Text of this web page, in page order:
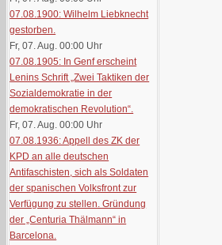
07.08.1900: Wilhelm Liebknecht
gestorben.
Fr, 07. Aug. 00:00 Uhr
07.08.1905: In Genf erscheint
Lenins Schrift „Zwei Taktiken der
Sozialdemokratie in der
demokratischen Revolution“.
Fr, 07. Aug. 00:00 Uhr
07.08.1936: Appell des ZK der
KPD an alle deutschen
Antifaschisten, sich als Soldaten
der spanischen Volksfront zur
Verfügung zu stellen. Gründung
der „Centuria Thälmann“ in
Barcelona.